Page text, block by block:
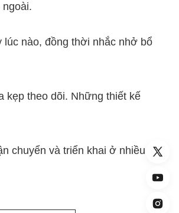
lúc nào, đồng thời nhắc nhở bổ
kẹp theo dõi. Những thiết kế
chuyển và triển khai ở nhiều